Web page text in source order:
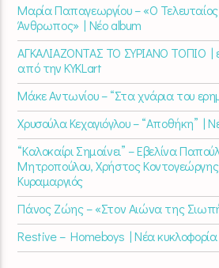
Μαρία Παπαγεωργίου – «Ο Τελευταίος
Άνθρωπος» | Νέο album
ΑΓΚΑΛΙΑΖΟΝΤΑΣ ΤΟ ΣΥΡΙΑΝΟ ΤΟΠΙΟ |
από την KYKLart
Μάκε Αντωνίου – “Στα χνάρια του
Χρυσούλα Κεχαγιόγλου – “Αποθήκη” |
“Καλοκαίρι Σημαίνει” – Εβελίνα
Μητροπούλου, Χρήστος
Κυραμαργιός
Πάνος Ζώης – «Στον Αιώνα της
Restive – Homeboys | Νέα κυκλοφορία